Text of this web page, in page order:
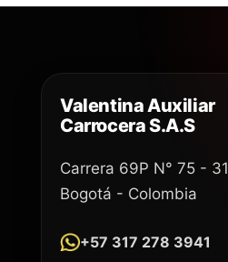
Valentina Auxiliar
Carrocera S.A.S
Carrera 69P N° 75 - 31
Bogotá - Colombia
+57 317 278 3941